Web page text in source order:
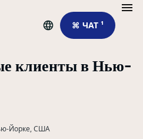
⌘ ЧАТ ¹
клиенты в Нью-
Йорке, США